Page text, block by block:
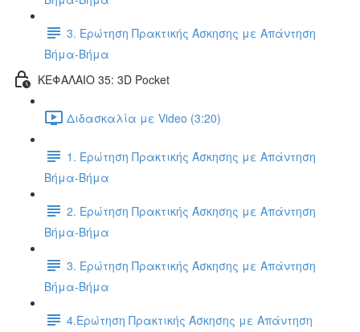
3. Ερώτηση Πρακτικής Άσκησης με Απάντηση
Βήμα-Βήμα
ΚΕΦΑΛΑΙΟ 35: 3D Pocket
Διδασκαλία με Video (3:20)
1. Ερώτηση Πρακτικής Άσκησης με Απάντηση
Βήμα-Βήμα
2. Ερώτηση Πρακτικής Άσκησης με Απάντηση
Βήμα-Βήμα
3. Ερώτηση Πρακτικής Άσκησης με Απάντηση
Βήμα-Βήμα
4.Ερώτηση Πρακτικής Άσκησης με Απάντηση